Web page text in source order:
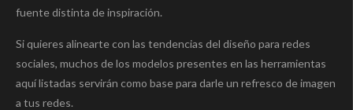
fuente distinta de inspiración.
Si quieres alinearte con las tendencias del diseño para redes
sociales, muchos de los modelos presentes en las herramientas
aquí listadas servirán como base para darle un refresco de imagen
a tus redes.